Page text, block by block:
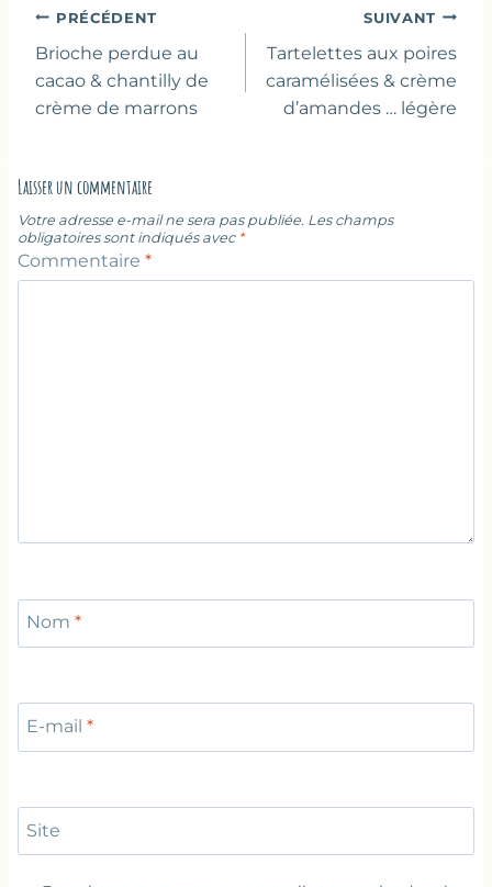
Navigation
de
l’article
PRÉCÉDENT
Brioche perdue au
cacao & chantilly de
crème de marrons
SUIVANT
Tartelettes aux poires
caramélisées & crème
d’amandes … légère
Laisser un commentaire
Votre adresse e-mail ne sera pas publiée. Les champs
obligatoires sont indiqués avec *
Commentaire *
Nom *
E-mail *
Site